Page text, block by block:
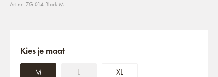
Art.nr: ZG 014 Black M
Kies je maat
M L XL